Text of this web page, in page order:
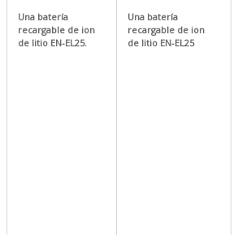
Una batería
recargable de ion
de litio EN-EL25.
Una batería
recargable de ion
de litio EN-EL25